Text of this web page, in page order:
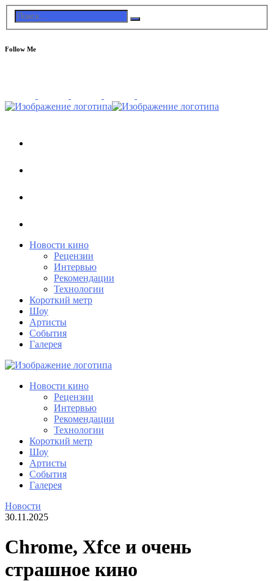
Follow Me
Новости кино
Рецензии
Интервью
Рекомендации
Технологии
Короткий метр
Шоу
Артисты
События
Галерея
Новости кино
Рецензии
Интервью
Рекомендации
Технологии
Короткий метр
Шоу
Артисты
События
Галерея
Новости
30.11.2025
Chrome, Xfce и очень
страшное кино